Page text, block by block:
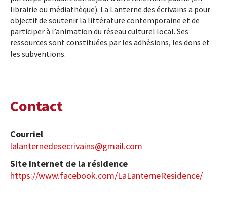
librairie ou médiathèque). La Lanterne des écrivains a pour
objectif de soutenir la littérature contemporaine et de
participer à l’animation du réseau culturel local. Ses
ressources sont constituées par les adhésions, les dons et
les subventions.
Contact
Courriel
lalanternedesecrivains@gmail.com
Site internet de la résidence
https://www.facebook.com/LaLanterneResidence/